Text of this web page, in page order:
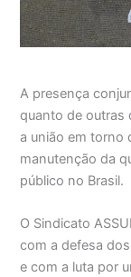
A presença
quanto de outras
a união em torno
manutenção da
público no Brasil.
O Sindicato
com a defesa
e com a luta por